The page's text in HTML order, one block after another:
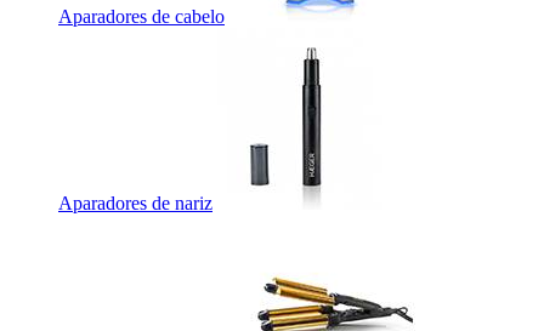
Aparadores de cabelo
Aparadores de nariz